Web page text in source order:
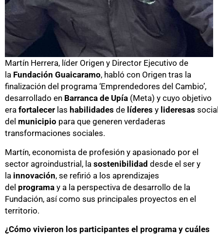
Martín Herrera, líder Origen y Director Ejecutivo de
la Fundación Guaicaramo, habló con Origen tras la
finalización del programa ‘Emprendedores del Cambio’,
desarrollado en Barranca de Upía (Meta) y cuyo objetivo
era fortalecer las habilidades de líderes y lideresas
del municipio para que generen verdaderas
transformaciones sociales.
Martín, economista de profesión y apasionado por el
sector agroindustrial, la sostenibilidad desde el ser y
la innovación, se refirió a los aprendizajes
del programa y a la perspectiva de desarrollo de la
Fundación, así como sus principales proyectos en el
territorio.
¿Cómo vivieron los participantes el programa y cuáles